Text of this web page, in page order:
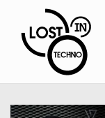
springen